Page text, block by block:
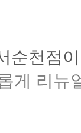
순천점
게 리뉴